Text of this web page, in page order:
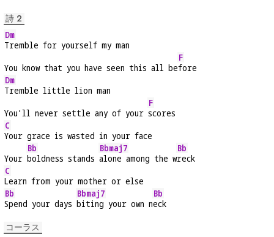
詩 2
Dm
Tremble for yourself my man
You know that you have seen this all be
F
fore
Dm
Tremble little lion man
You'll never settle any of your
F
scores
C
Your grace is wasted in your face
Your
Bb
boldness stands
Bbmaj7
alone among the w
Bb
reck
C
Learn from your mother or else
Bb
Spend your days
Bbmaj7
biting your own n
Bb
eck
コーラス